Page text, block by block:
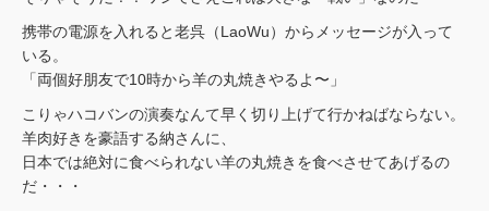
携帯の電源を入れると老呉（LaoWu）からメッセージが入って
いる。
「両個好朋友で10時から羊の丸焼きやるよ〜」
こりゃハコバンの演奏なんて早く切り上げて行かねばならない。
羊肉好きを豪語する納さんに、
日本では絶対に食べられない羊の丸焼きを食べさせてあげるの
だ・・・